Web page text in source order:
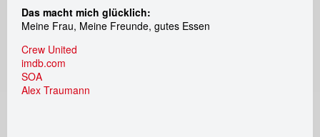
r
e
n
Das macht mich glücklich:
Meine Frau, Meine Freunde, gutes Essen
Crew United
imdb.com
SOA
Alex Traumann